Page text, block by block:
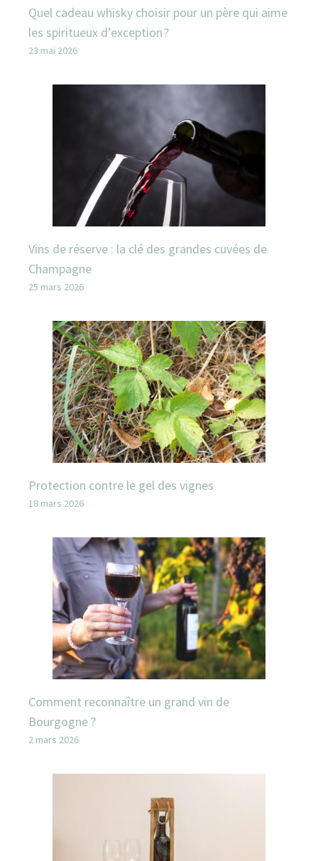
Quel cadeau whisky choisir pour un père qui aime
les spiritueux d’exception ?
23 mai 2026
Vins de réserve : la clé des grandes cuvées de
Champagne
25 mars 2026
Protection contre le gel des vignes
18 mars 2026
Comment reconnaître un grand vin de
Bourgogne ?
2 mars 2026